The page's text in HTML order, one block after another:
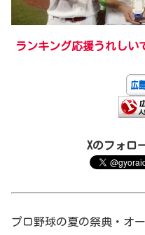
ランキング応援うれしい
Xのフォロ
プロ野球の夏の祭典・オ